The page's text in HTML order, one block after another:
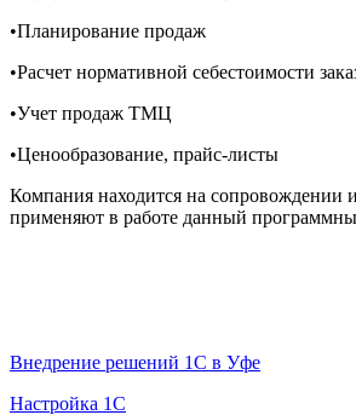
•Планирование продаж
•Расчет нормативной себестоимости
•Учет продаж ТМЦ
•Ценообразование, прайс-листы
Компания находится на сопровождении
применяют в работе данный
Внедрение решений 1С в Уфе
Настройка 1С